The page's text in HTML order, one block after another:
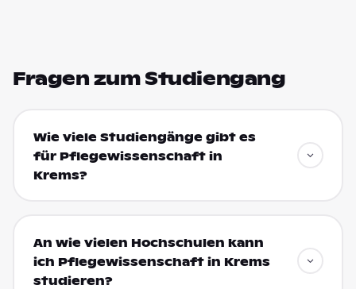
Fragen zum Studiengang
Wie viele Studiengänge gibt es
für Pflegewissenschaft in
Krems?
An wie vielen Hochschulen kann
ich Pflegewissenschaft in Krems
studieren?